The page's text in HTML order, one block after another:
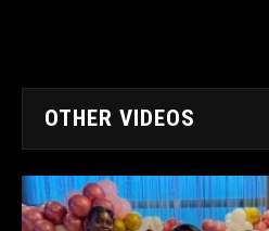
OTHER VIDEOS